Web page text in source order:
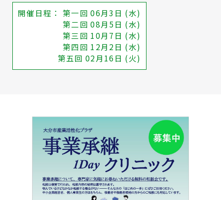
開催日程： 第一回 06月3日 (水)
第二回 08月5日 (水)
第三回 10月7日 (水)
第四回 12月2日 (水)
第五回 02月16日 (火)